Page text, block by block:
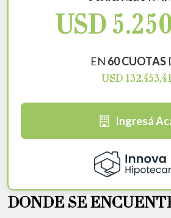
USD
EN 60 CUOTAS
USD 132.453,41
Ingresá
DONDE SE